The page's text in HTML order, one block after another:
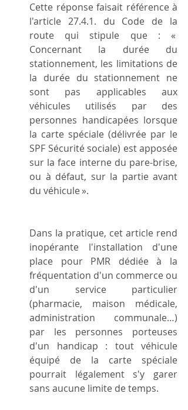
Cette réponse faisait référence à
l'article 27.4.1. du Code de la
route qui stipule que : «
Concernant la durée du
stationnement, les limitations de
la durée du stationnement ne
sont pas applicables aux
véhicules utilisés par des
personnes handicapées lorsque
la carte spéciale (délivrée par le
SPF Sécurité sociale) est apposée
sur la face interne du pare-brise,
ou à défaut, sur la partie avant
du véhicule ».
Dans la pratique, cet article rend
inopérante l'installation d'une
place pour PMR dédiée à la
fréquentation d'un commerce ou
d'un service particulier
(pharmacie, maison médicale,
administration communale…)
par les personnes porteuses
d'un handicap : tout véhicule
équipé de la carte spéciale
pourrait légalement s'y garer
sans aucune limite de temps.